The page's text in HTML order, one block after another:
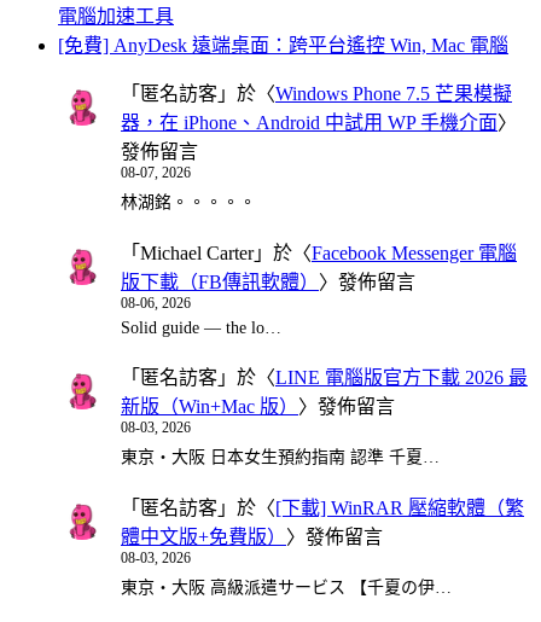
電腦加速工具
[免費] AnyDesk 遠端桌面：跨平台遙控 Win, Mac 電腦
「 匿名訪客 」於〈Windows Phone 7.5 芒果模擬
器，在 iPhone、Android 中試用 WP 手機介面〉
發佈留言
08-07, 2026
林湖銘。。。。。
「 Michael Carter」於〈Facebook Messenger 電腦
版下載（FB傳訊軟體） 〉發佈留言
08-06, 2026
Solid guide — the lo…
「 匿名訪客 」於〈LINE 電腦版官方下載 2026 最
新版（Win+Mac 版） 〉發佈留言
08-03, 2026
東京・大阪 日本女生預約指南 認準 千夏…
「 匿名訪客 」於〈[下載] WinRAR 壓縮軟體（繁
體中文版+免費版） 〉發佈留言
08-03, 2026
東京・大阪 高級派遣サービス 【千夏の伊…